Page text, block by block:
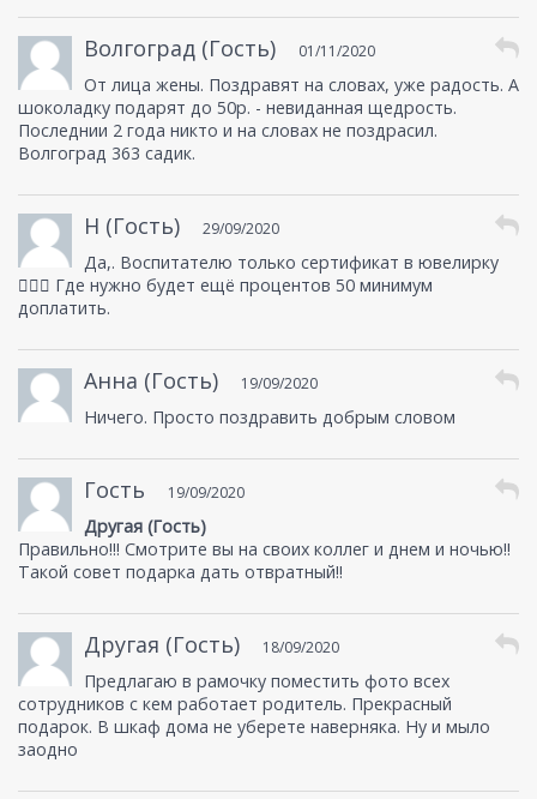
Волгоград (Гость) 01/11/2020
От лица жены. Поздравят на словах, уже радость. А
шоколадку подарят до 50р. - невиданная щедрость.
Последнии 2 года никто и на словах не поздрасил.
Волгоград 363 садик.
Н (Гость) 29/09/2020
Да,. Воспитателю только сертификат в ювелирку
🤦🏻‍♀️ Где нужно будет ещё процентов 50 минимум
доплатить.
Анна (Гость) 19/09/2020
Ничего. Просто поздравить добрым словом
Гость 19/09/2020
Другая (Гость)
Правильно!!! Смотрите вы на своих коллег и днем и ночью!!
Такой совет подарка дать отвратный!!
Другая (Гость) 18/09/2020
Предлагаю в рамочку поместить фото всех
сотрудников с кем работает родитель. Прекрасный
подарок. В шкаф дома не уберете наверняка. Ну и мыло
заодно